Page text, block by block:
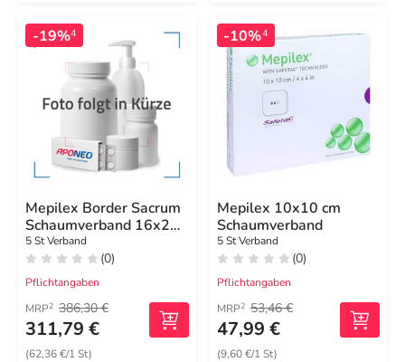
-19%4
Mepilex Border Sacrum
Schaumverband 16x20
cm steril
5 St Verband
(0)
Pflichtangaben
MRP2 386,30 €
311,79 €
(62,36 €/1 St)
-10%4
Mepilex 10x10 cm
Schaumverband
5 St Verband
(0)
Pflichtangaben
MRP2 53,46 €
47,99 €
(9,60 €/1 St)